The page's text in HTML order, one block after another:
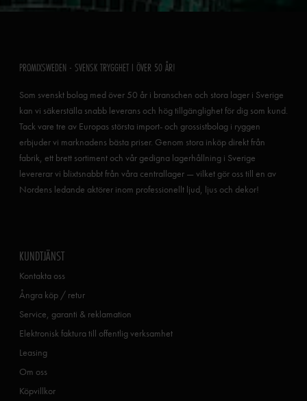
PROMIXSWEDEN - SVENSK TRYGGHET I ÖVER 50 ÅR!
Som svenskt bolag med över 50 år i branschen och stora lager i Sverige
kan vi säkerställa snabb leverans och hög tillgänglighet för dig som kund.
Tack vare tre av Europas största import- och grossistbolag i ryggen
erbjuder vi marknadens bästa priser. Genom stora inköp direkt från
fabrik, ett brett sortiment och vår gedigna lagerhållning i Sverige
levererar vi blixtsnabbt från våra centrallager — vilket gör oss till en av
Nordens ledande aktörer inom professionellt ljud, ljus och dekor!
KUNDTJÄNST
Kontakta oss
Ångra köp / retur
Service, garanti & reklamation
Elektronisk faktura till offentlig verksamhet
Leasing
Om oss
Köpvillkor